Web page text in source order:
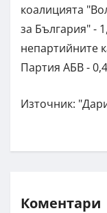
коалицията
за България" -
непартийните
Партия АБВ -
Източник:
Коментари